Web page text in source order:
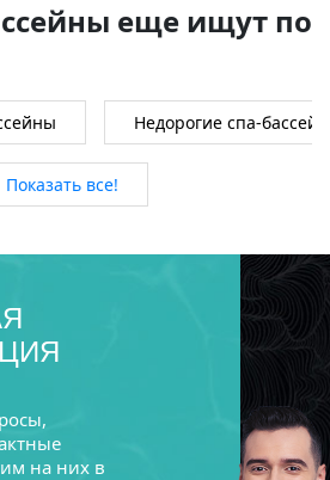
еще ищут по
Недорогие спа-
Показать все!
на них в